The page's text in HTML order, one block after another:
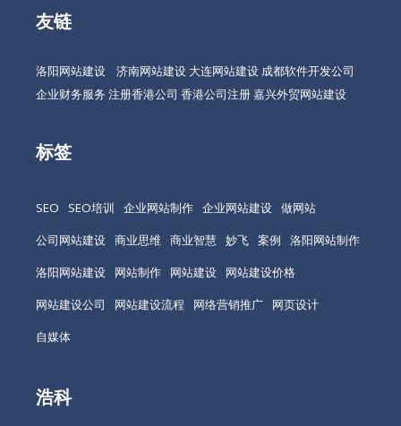
友链
洛阳网站建设 济南网站建设 大连网站建设 成都软件开发公司
企业财务服务 注册香港公司 香港公司注册嘉兴外贸网站建设
标签
SEO SEO培训 企业网站制作 企业网站建设 做网站
公司网站建设 商业思维 商业智慧 妙飞 案例
洛阳网站制作
洛阳网站建设
网站制作 网站建设
网站建设价格
网站建设公司
网站建设流程 网络营销推广
网页设计
自媒体
浩科